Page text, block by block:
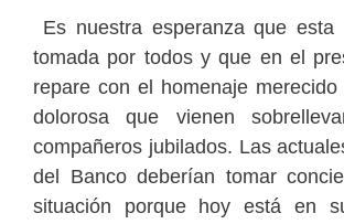
Es nuestra esperanza que esta
tomada por todos y que en el
repare con el homenaje merecido
dolorosa que vienen
compañeros jubilados. Las
del Banco deberían tomar
situación porque hoy está en